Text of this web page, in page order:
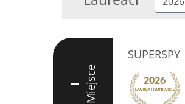
I Miejsce
SUPERSPY